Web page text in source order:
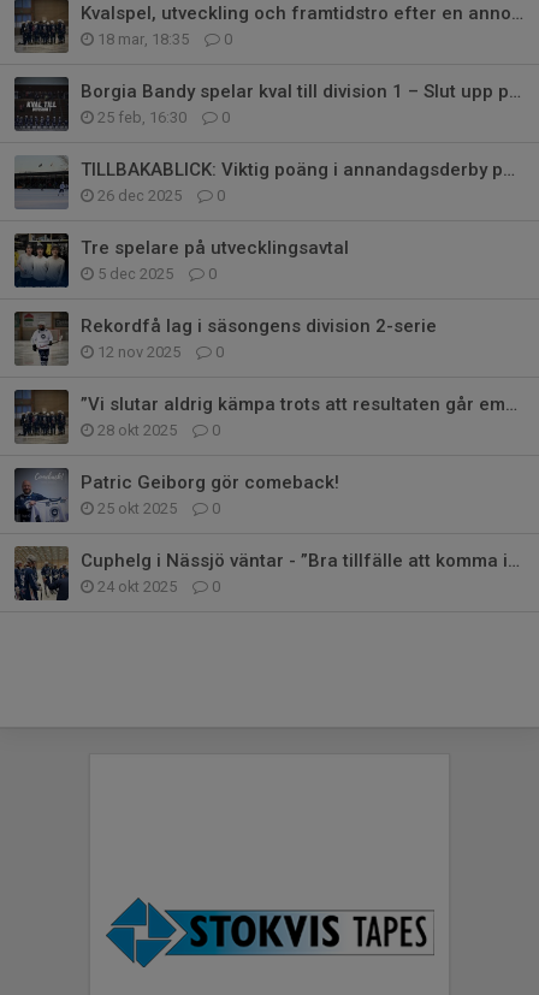
Kvalspel, utveckling och framtidstro efter en annorlunda säsong
18 mar, 18:35 0
Borgia Bandy spelar kval till division 1 – Slut upp på Himmelstalund!
25 feb, 16:30 0
TILLBAKABLICK: Viktig poäng i annandagsderby på Stångebro
26 dec 2025 0
Tre spelare på utvecklingsavtal
5 dec 2025 0
Rekordfå lag i säsongens division 2-serie
12 nov 2025 0
”Vi slutar aldrig kämpa trots att resultaten går emot oss”
28 okt 2025 0
Patric Geiborg gör comeback!
25 okt 2025 0
Cuphelg i Nässjö väntar - ”Bra tillfälle att komma ihop som lag”
24 okt 2025 0